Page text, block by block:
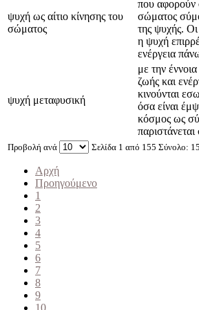
Προβολή ανά Σελίδα 1 από 155 Σύνολο:
Αρχή
Προηγούμενο
1
2
3
4
5
6
7
8
9
10
ψυχή ως αίτιο κίνησης του
σώματος
που αφορούν
σώματος
της ψυχής.
η ψυχή
ενέργεια
ψυχή μεταφυσική
με την
ζωής και
κινούνται
όσα είναι
κόσμος ως